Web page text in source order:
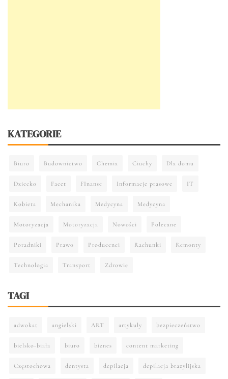
KATEGORIE
Biuro Budownictwo Chemia Ciuchy Dla domu
Dziecko Facet FInanse Informacje prasowe IT
Kobieta Mechanika Medycyna Medycyna
Motoryzacja Motoryzacja Nowości Polecane
Poradniki Prawo Producenci Rachunki Remonty
Technologia Transport Zdrowie
TAGI
adwokat angielski ART artykuły bezpieczeństwo
bielsko-biała biuro biznes content marketing
Częstochowa dentysta depilacja depilacja brazylijska